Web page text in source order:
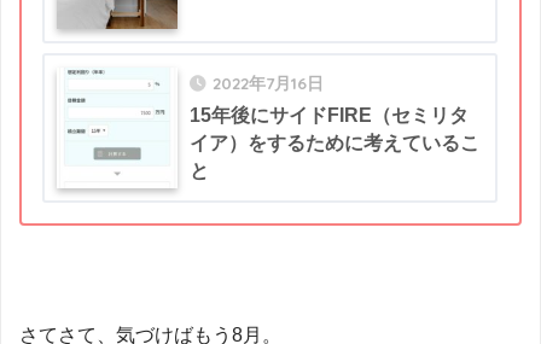
2022年7月16日
15年後にサイドFIRE（セミリタ
イア）をするために考えているこ
と
さてさて、気づけばもう8月。